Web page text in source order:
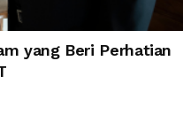
yang Beri Perhatian